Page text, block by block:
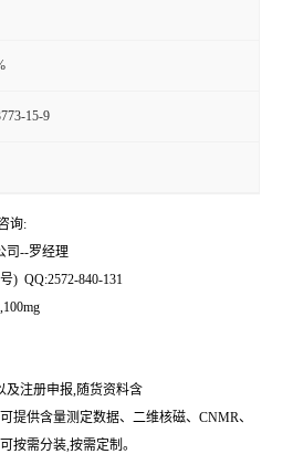
15-9
询:
司--罗经理
) QQ:2572-840-131
及注册申报,随货资料含
提供含量测定数据、二维核磁、CNMR、
按需分装,按需定制。